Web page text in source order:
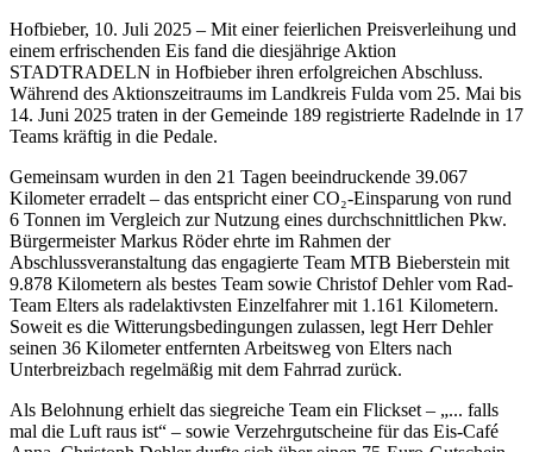
Hofbieber, 10. Juli 2025 – Mit einer feierlichen Preisverleihung und
einem erfrischenden Eis fand die diesjährige Aktion
STADTRADELN in Hofbieber ihren erfolgreichen Abschluss.
Während des Aktionszeitraums im Landkreis Fulda vom 25. Mai bis
14. Juni 2025 traten in der Gemeinde 189 registrierte Radelnde in 17
Teams kräftig in die Pedale.
Gemeinsam wurden in den 21 Tagen beeindruckende 39.067
Kilometer erradelt – das entspricht einer CO₂-Einsparung von rund
6 Tonnen im Vergleich zur Nutzung eines durchschnittlichen Pkw.
Bürgermeister Markus Röder ehrte im Rahmen der
Abschlussveranstaltung das engagierte Team MTB Bieberstein mit
9.878 Kilometern als bestes Team sowie Christof Dehler vom Rad-
Team Elters als radelaktivsten Einzelfahrer mit 1.161 Kilometern.
Soweit es die Witterungsbedingungen zulassen, legt Herr Dehler
seinen 36 Kilometer entfernten Arbeitsweg von Elters nach
Unterbreizbach regelmäßig mit dem Fahrrad zurück.
Als Belohnung erhielt das siegreiche Team ein Flickset – „... falls
mal die Luft raus ist“ – sowie Verzehrgutscheine für das Eis-Café